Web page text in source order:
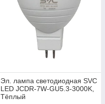
Эл. лампа светодиодная SVC
LED JCDR-7W-GU5.3-3000K,
Тёплый